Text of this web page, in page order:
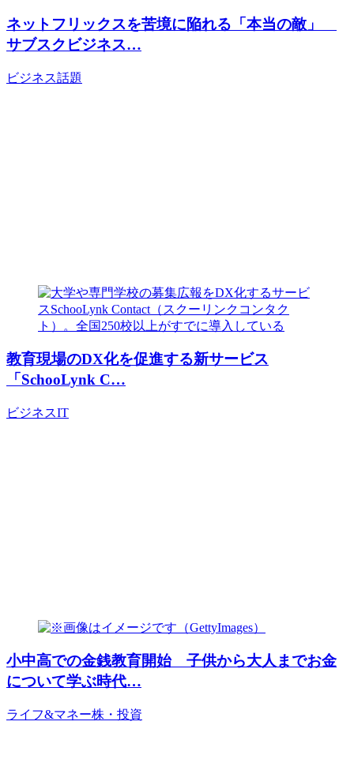
ネットフリックスを苦境に陥れる「本当の敵」
サブスクビジネス…
ビジネス話題
教育現場のDX化を促進する新サービス
「SchooLynk C…
ビジネスIT
小中高での金銭教育開始 子供から大人までお金
について学ぶ時代…
ライフ&マネー株・投資